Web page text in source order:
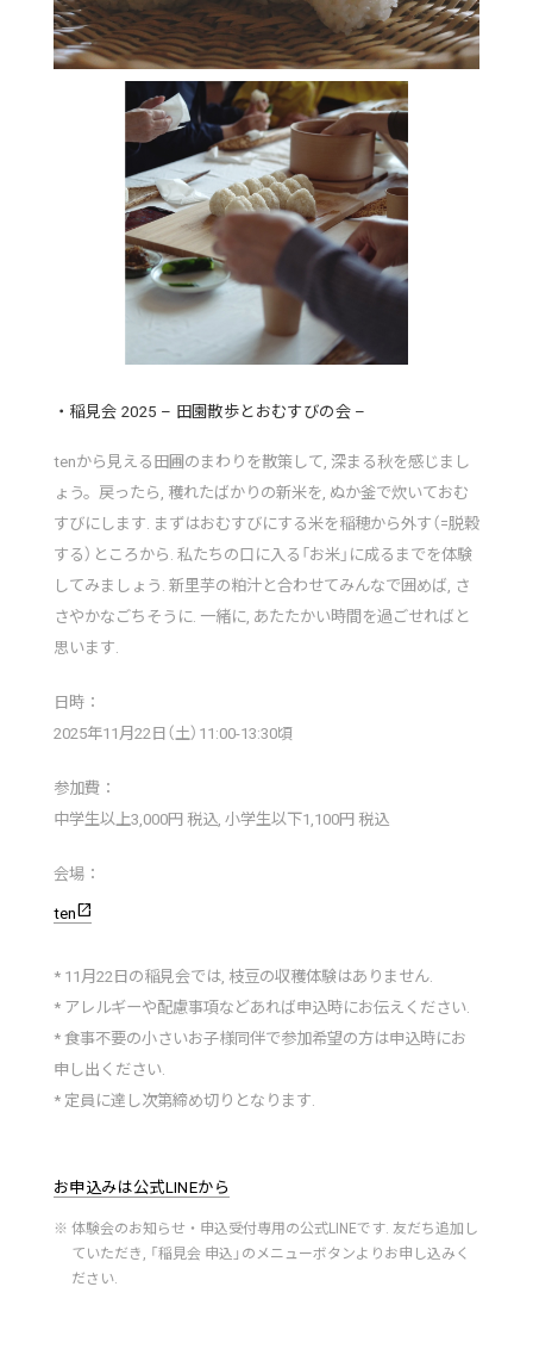
・稲見会 2025 – 田園散歩とおむすびの会 –
tenから見える田圃のまわりを散策して, 深まる秋を感じまし
ょう。戻ったら, 穫れたばかりの新米を, ぬか釜で炊いておむ
すびにします. まずはおむすびにする米を稲穂から外す（=脱穀
する）ところから. 私たちの口に入る「お米」に成るまでを体験
してみましょう. 新里芋の粕汁と合わせてみんなで囲めば, さ
さやかなごちそうに. 一緒に, あたたかい時間を過ごせればと
思います.
日時：
2025年11月22日（土）11:00-13:30頃
参加費：
中学生以上3,000円 税込, 小学生以下1,100円 税込
会場：
tenopen_in_new
* 11月22日の稲見会では, 枝豆の収穫体験はありません.
* アレルギーや配慮事項などあれば申込時にお伝えください.
* 食事不要の小さいお子様同伴で参加希望の方は申込時にお
申し出ください.
* 定員に達し次第締め切りとなります.
お申込みは公式LINEから
※ 体験会のお知らせ・申込受付専用の公式LINEです. 友だち追加し
ていただき, 「稲見会 申込」のメニューボタンよりお申し込みく
ださい.